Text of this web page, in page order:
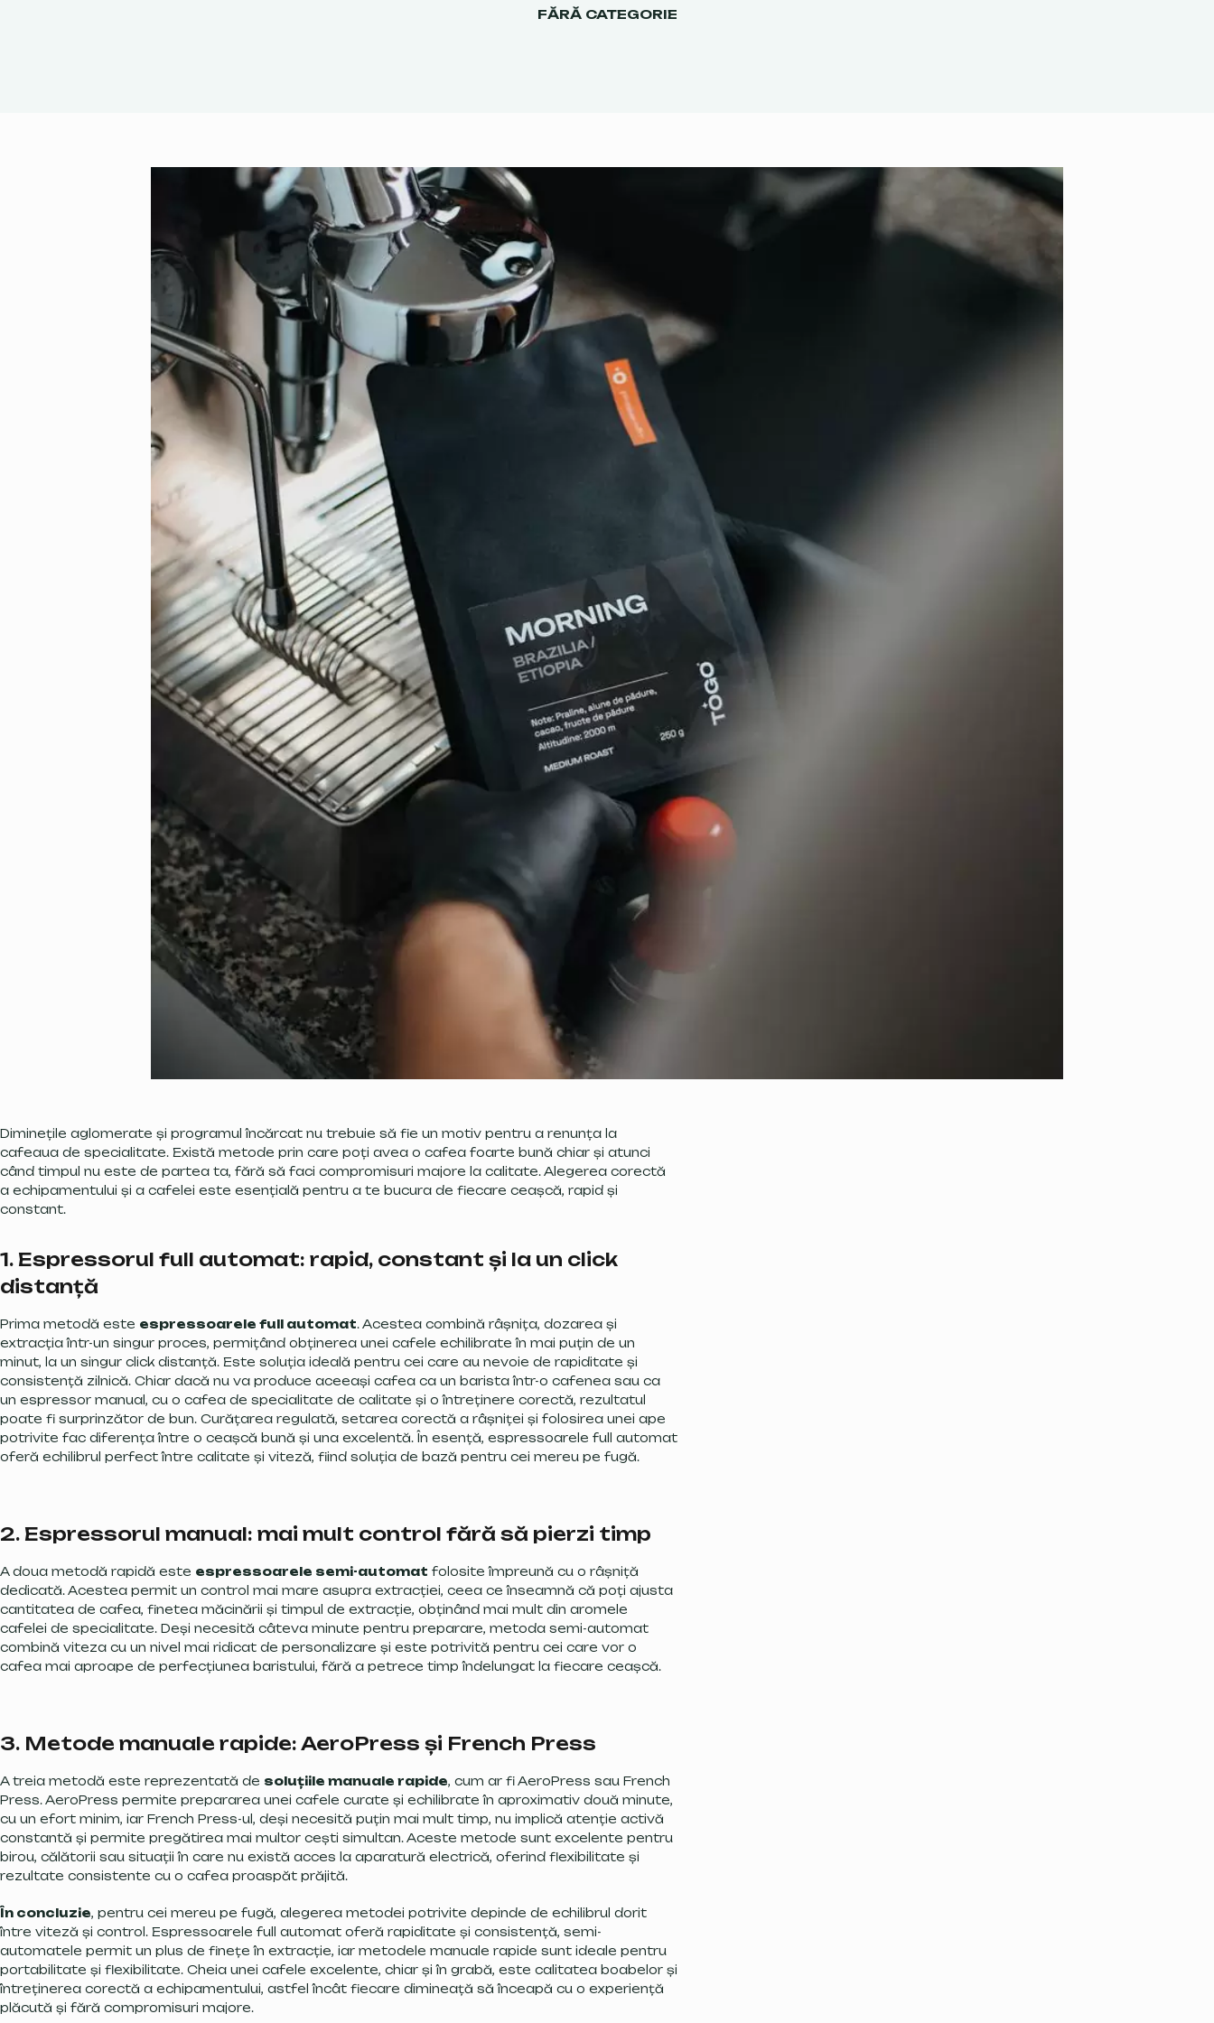
FĂRĂ CATEGORIE
Diminețile aglomerate și programul încărcat nu trebuie să fie un motiv pentru a renunța la
cafeaua de specialitate. Există metode prin care poți avea o cafea foarte bună chiar și atunci
când timpul nu este de partea ta, fără să faci compromisuri majore la calitate. Alegerea corectă
a echipamentului și a cafelei este esențială pentru a te bucura de fiecare ceașcă, rapid și
constant.
1. Espressorul full automat: rapid, constant și la un click
distanță
Prima metodă este espressoarele full automat. Acestea combină râșnița, dozarea și
extracția într-un singur proces, permițând obținerea unei cafele echilibrate în mai puțin de un
minut, la un singur click distanță. Este soluția ideală pentru cei care au nevoie de rapiditate și
consistență zilnică. Chiar dacă nu va produce aceeași cafea ca un barista într-o cafenea sau ca
un espressor manual, cu o cafea de specialitate de calitate și o întreținere corectă, rezultatul
poate fi surprinzător de bun. Curățarea regulată, setarea corectă a râșniței și folosirea unei ape
potrivite fac diferența între o ceașcă bună și una excelentă. În esență, espressoarele full automat
oferă echilibrul perfect între calitate și viteză, fiind soluția de bază pentru cei mereu pe fugă.
2. Espressorul manual: mai mult control fără să pierzi timp
A doua metodă rapidă este espressoarele semi-automat folosite împreună cu o râșniță
dedicată. Acestea permit un control mai mare asupra extracției, ceea ce înseamnă că poți ajusta
cantitatea de cafea, finetea măcinării și timpul de extracție, obținând mai mult din aromele
cafelei de specialitate. Deși necesită câteva minute pentru preparare, metoda semi-automat
combină viteza cu un nivel mai ridicat de personalizare și este potrivită pentru cei care vor o
cafea mai aproape de perfecțiunea baristului, fără a petrece timp îndelungat la fiecare ceașcă.
3. Metode manuale rapide: AeroPress și French Press
A treia metodă este reprezentată de soluțiile manuale rapide, cum ar fi AeroPress sau French
Press. AeroPress permite prepararea unei cafele curate și echilibrate în aproximativ două minute,
cu un efort minim, iar French Press-ul, deși necesită puțin mai mult timp, nu implică atenție activă
constantă și permite pregătirea mai multor cești simultan. Aceste metode sunt excelente pentru
birou, călătorii sau situații în care nu există acces la aparatură electrică, oferind flexibilitate și
rezultate consistente cu o cafea proaspăt prăjită.
În concluzie, pentru cei mereu pe fugă, alegerea metodei potrivite depinde de echilibrul dorit
între viteză și control. Espressoarele full automat oferă rapiditate și consistență, semi-
automatele permit un plus de finețe în extracție, iar metodele manuale rapide sunt ideale pentru
portabilitate și flexibilitate. Cheia unei cafele excelente, chiar și în grabă, este calitatea boabelor și
întreținerea corectă a echipamentului, astfel încât fiecare dimineață să înceapă cu o experiență
plăcută și fără compromisuri majore.